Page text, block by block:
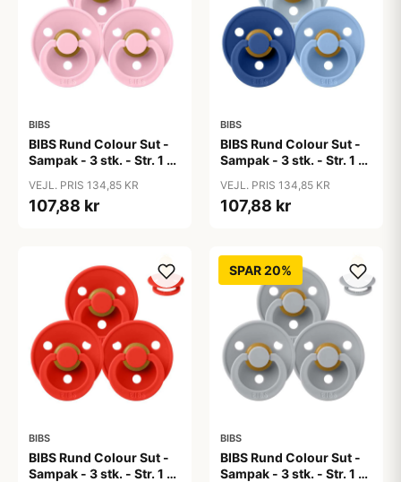
BIBS
BIBS Rund Colour Sut -
Sampak - 3 stk. - Str. 1 -
VEJL. PRIS 134,85 KR
107,88 kr
BIBS
BIBS Rund Colour Sut -
Sampak - 3 stk. - Str. 1 -
VEJL. PRIS 134,85 KR
107,88 kr
BIBS
BIBS Rund Colour Sut -
Sampak - 3 stk. - Str. 1 -
SPAR 20%
BIBS
BIBS Rund Colour Sut -
Sampak - 3 stk. - Str. 1 -